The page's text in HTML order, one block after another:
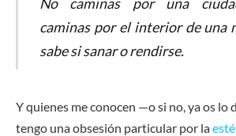
caminas por el interior de una
sabe si sanar o rendirse.
Y quienes me conocen —o si no, ya os lo
tengo una obsesión particular por la